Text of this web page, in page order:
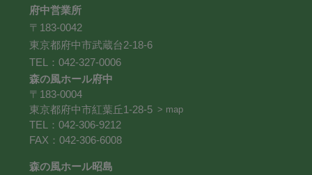
府中営業所
〒183-0042
東京都府中市武蔵台2-18-6
TEL：042-327-0006
森の風ホール府中
〒183-0004
東京都府中市紅葉丘1-28-5 > map
TEL：042-306-9212
FAX：042-306-6008
森の風ホール昭島